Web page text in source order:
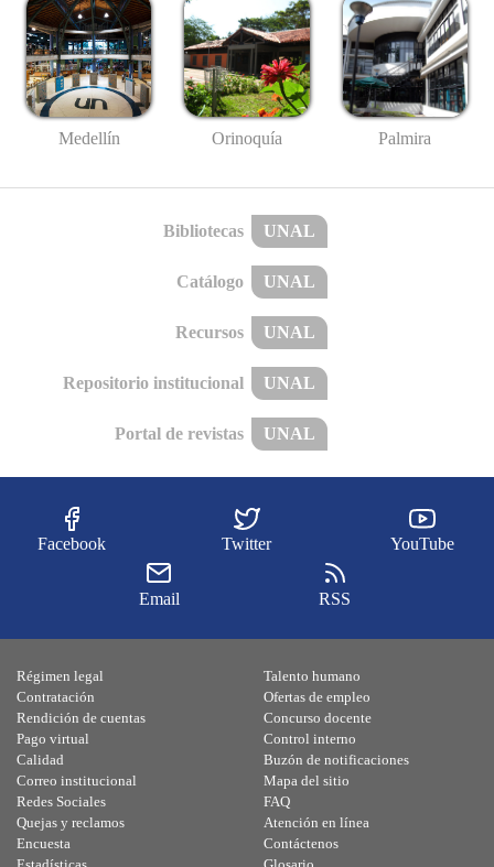
Medellín Orinoquía Palmira
Bibliotecas UNAL
Catálogo UNAL
Recursos UNAL
Repositorio institucional UNAL
Portal de revistas UNAL
Facebook Twitter YouTube
Email RSS
Régimen legal
Contratación
Rendición de cuentas
Pago virtual
Calidad
Talento humano
Ofertas de empleo
Concurso docente
Control interno
Buzón de notificaciones
Correo institucional
Redes Sociales
Quejas y reclamos
Encuesta
Mapa del sitio
FAQ
Atención en línea
Contáctenos